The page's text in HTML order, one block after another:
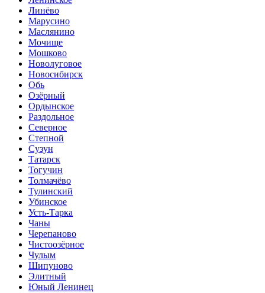
Линёво
Марусино
Маслянино
Мочище
Мошково
Новолуговое
Новосибирск
Обь
Озёрный
Ордынское
Раздольное
Северное
Степной
Сузун
Татарск
Тогучин
Толмачёво
Тулинский
Убинское
Усть-Тарка
Чаны
Черепаново
Чистоозёрное
Чулым
Шипуново
Элитный
Юный Ленинец